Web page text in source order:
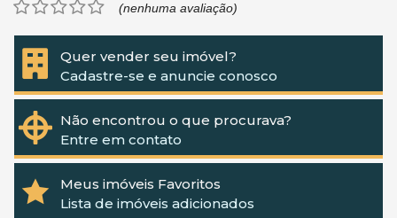
(nenhuma avaliação)
Quer vender seu imóvel?
Cadastre-se e anuncie conosco
Não encontrou o que procurava?
Entre em contato
Meus imóveis Favoritos
Lista de imóveis adicionados